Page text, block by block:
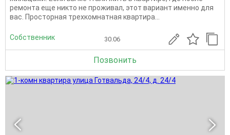
ремонта еще никто не проживал, этот вариант именно для
вас. Просторная трехкомнатная квартира...
Собственник 30.06
Позвонить